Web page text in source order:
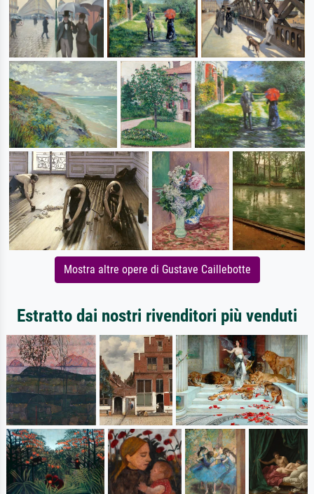
Mostra altre opere di Gustave Caillebotte
Estratto dai nostri rivenditori più venduti